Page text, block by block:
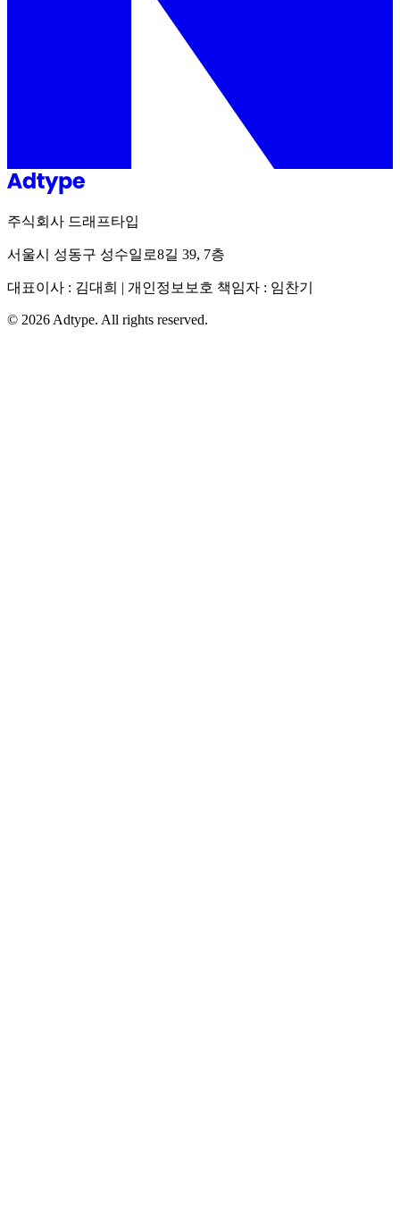
주식회사 드래프타입
서울시 성동구 성수일로8길 39, 7층
대표이사 : 김대희 | 개인정보보호 책임자 : 임찬기
© 2026 Adtype. All rights reserved.